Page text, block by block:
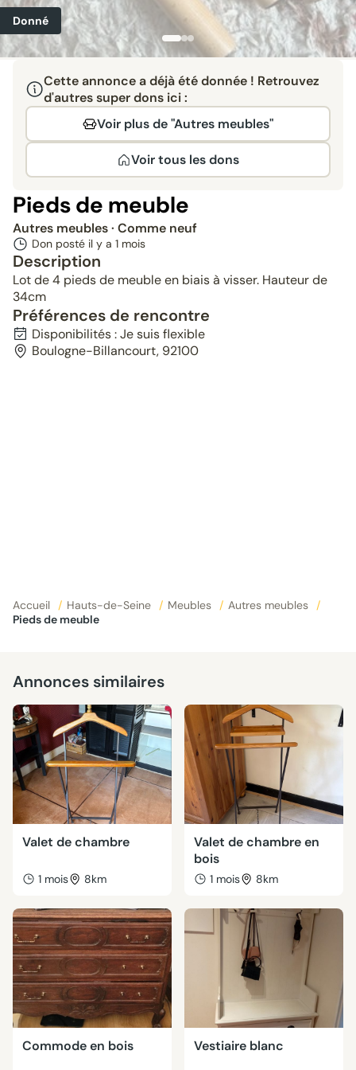
Donné
Cette annonce a déjà été donnée ! Retrouvez
d'autres super dons ici :
Voir plus de "Autres meubles"
Voir tous les dons
Pieds de meuble
Autres meubles· Comme neuf
Don posté il y a 1 mois
Description
Lot de 4 pieds de meuble en biais à visser. Hauteur de
34cm
Préférences de rencontre
Disponibilités : Je suis flexible
Boulogne-Billancourt, 92100
Accueil / Hauts-de-Seine / Meubles / Autres meubles
/
Pieds de meuble
Annonces similaires
Valet de chambre
1 mois 8km
Valet de chambre en
bois
1 mois 8km
Commode en bois Vestiaire blanc